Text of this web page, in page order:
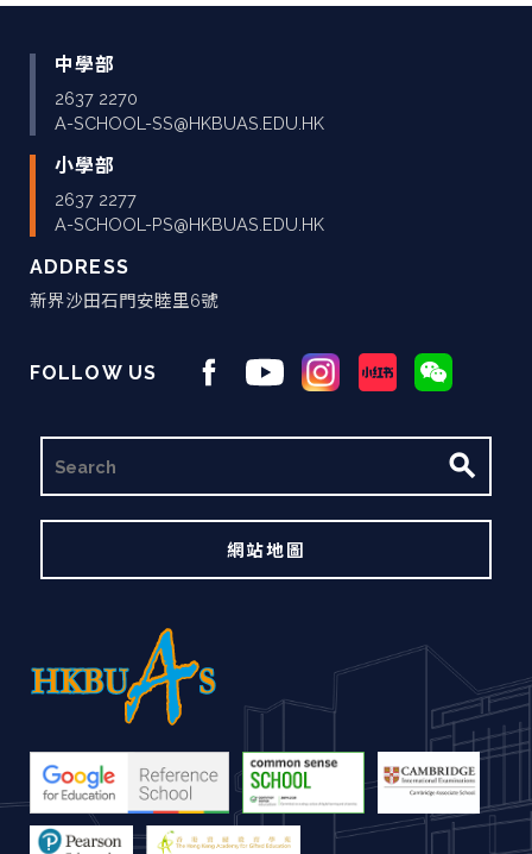
中學部
2637 2270
A-SCHOOL-SS@HKBUAS.EDU.HK
小學部
2637 2277
A-SCHOOL-PS@HKBUAS.EDU.HK
ADDRESS
新界沙田石門安睦里6號
FOLLOW US
尋
網站地圖